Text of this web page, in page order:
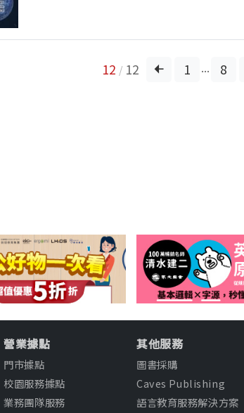
12 / 12 1 ... 8
營業據點
門市據點
校園服務據點
業務團隊服務
其他服務
圖書採購
Caves Publishing
語言教育服務解決方案